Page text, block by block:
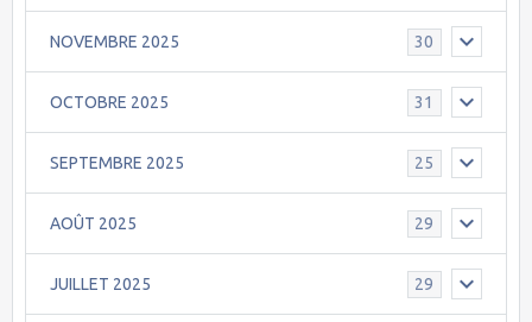
NOVEMBRE 2025 30
OCTOBRE 2025 31
SEPTEMBRE 2025 25
AOÛT 2025 29
JUILLET 2025 29